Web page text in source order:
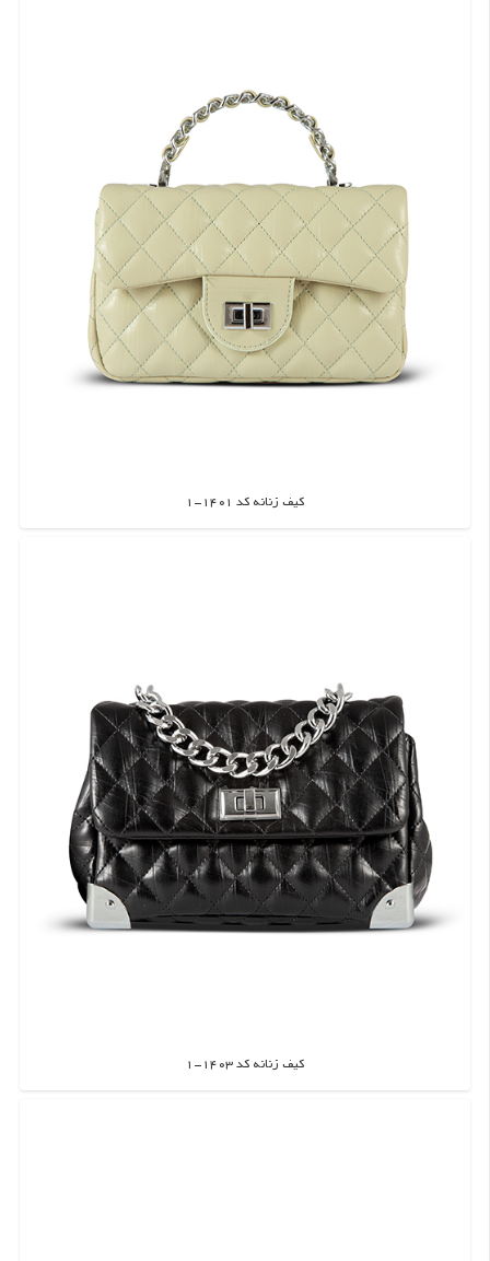
کیف زنانه کد 1401-1
اطلاعات بیشتر
کیف زنانه کد 1403-1
اطلاعات بیشتر